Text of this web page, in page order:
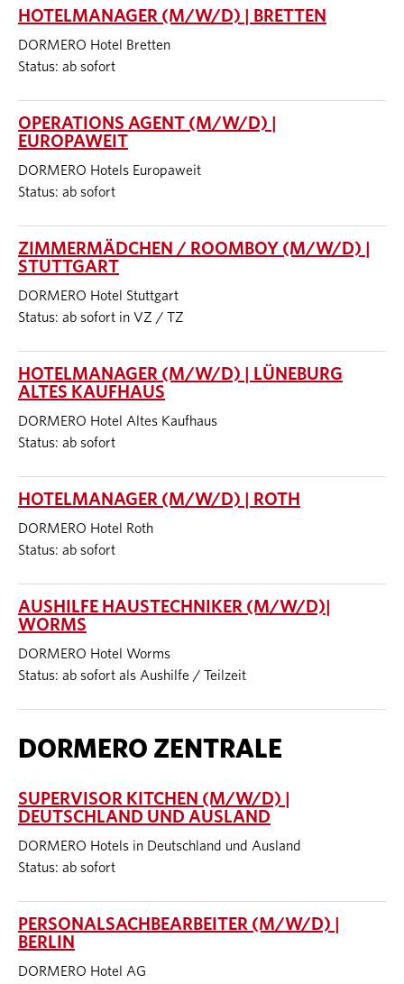
HOTELMANAGER (M/W/D) | BRETTEN
DORMERO Hotel Bretten
Status: ab sofort
OPERATIONS AGENT (M/W/D) |
EUROPAWEIT
DORMERO Hotels Europaweit
Status: ab sofort
ZIMMERMÄDCHEN / ROOMBOY (M/W/D) |
STUTTGART
DORMERO Hotel Stuttgart
Status: ab sofort in VZ / TZ
HOTELMANAGER (M/W/D) | LÜNEBURG
ALTES KAUFHAUS
DORMERO Hotel Altes Kaufhaus
Status: ab sofort
HOTELMANAGER (M/W/D) | ROTH
DORMERO Hotel Roth
Status: ab sofort
AUSHILFE HAUSTECHNIKER (M/W/D)|
WORMS
DORMERO Hotel Worms
Status: ab sofort als Aushilfe / Teilzeit
DORMERO ZENTRALE
SUPERVISOR KITCHEN (M/W/D) |
DEUTSCHLAND UND AUSLAND
DORMERO Hotels in Deutschland und Ausland
Status: ab sofort
PERSONALSACHBEARBEITER (M/W/D) |
BERLIN
DORMERO Hotel AG